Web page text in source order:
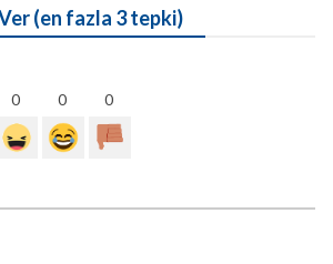
(en fazla 3 tepki)
0 0 0